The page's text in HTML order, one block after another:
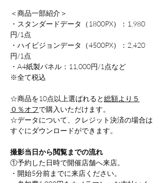
＜商品一部紹介＞
・スタンダードデータ（1800PX）：1,980
円/1点
・ハイビジョンデータ（4500PX）：2,420
円/1点
・A4紙製パネル：11,000円/1点など
※全て税込
☆商品を10点以上選ばれると総額より５
０％オフで購入いただけます。
☆データについて、クレジット決済の場合は
すぐにダウンロードができます。
撮影当日から閲覧までの流れ
①予約した日時で開催店舗へ来店。
・開始5分前までに来店ください。